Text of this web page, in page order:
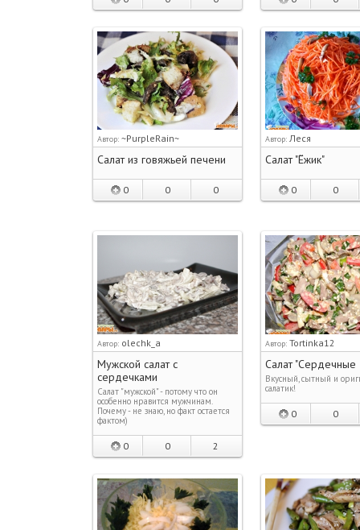
Автор: ~PurpleRain~
Салат из говяжьей печени
0 0 0
Автор: Леся
Салат "Ёжик"
0 0
Автор: olechk_a
Мужской салат с
сердечками
Салат "мужской" - потому что он
особенно нравится мужчинам.
Почему - не знаю, но факт остается
фактом)
0 0 2
Автор: Tortinka12
Салат "Сердечные
Вкусный, сытный и
салатик!
0 0